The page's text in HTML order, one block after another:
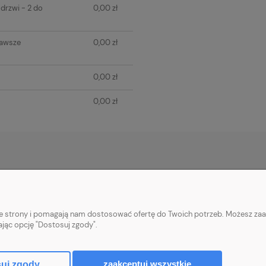
- 2 do
0,00 zł
0,00 zł
0,00 zł
0,00 zł
Wysyłka i koszty dostawy
Polityka
strony i pomagają nam dostosować ofertę do Twoich potrzeb. Możesz
opcję "Dostosuj zgody".
zaakceptuj wszystkie